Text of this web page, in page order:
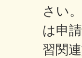
さい
は申
習関